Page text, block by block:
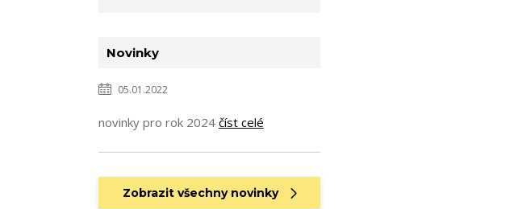
Novinky
05.01.2022
novinky pro rok 2024 číst celé
Zobrazit všechny novinky